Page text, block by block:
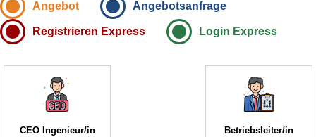
Angebot Angebotsanfrage
Registrieren Express Login Express
CEO Ingenieur/in Betriebsleiter/in